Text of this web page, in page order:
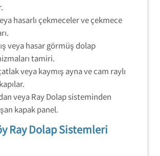
hasarlı çekmeceler ve çekmece
veya hasar görmüş dolap
tamiri.
veya kaymış ayna ve cam raylı
veya Ray Dolap sisteminden
kapak panel.
Ray Dolap Sistemleri